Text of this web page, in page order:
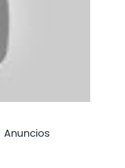
Anuncios